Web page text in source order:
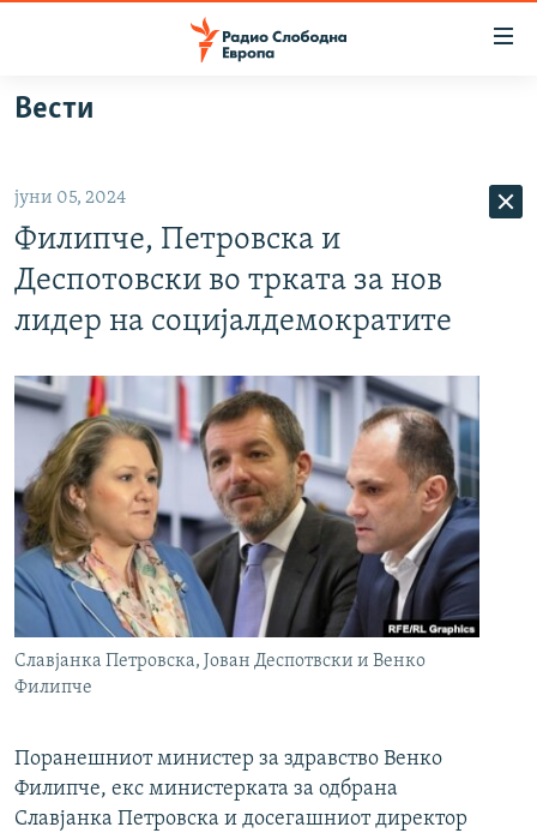
Оди
на
Оди
на
главната
навигација
на
ВИЗУЕЛНО
ВЕСТИ
ШТО ТРЕБА ДА ЗНАЕТЕ
ПРИЈАВИ СЕ ЗА ЊУЗЛЕТЕР
ПОДКАСТ ЗОШТО?
СЛЕДЕТЕ НЕ
РСЕ веб страници
Вести
јуни 05, 2024
Филипче, Петровска и
Деспотовски во трката за нов
лидер на социјалдемократите
Славјанка Петровска, Јован Деспотвски и Венко
Филипче
Поранешниот министер за здравство Венко
Филипче, екс министерката за одбрана
Славјанка Петровска и досегашниот директор